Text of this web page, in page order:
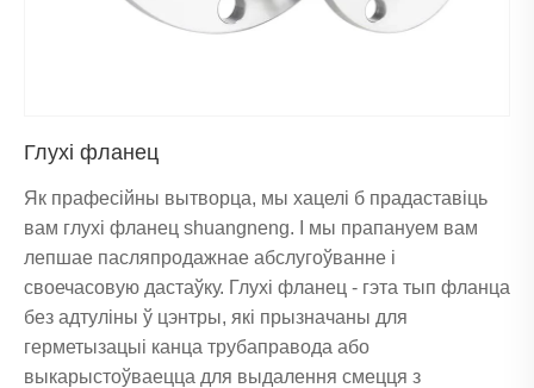
Глухі фланец
Як прафесійны вытворца, мы хацелі б прадаставіць
вам глухі фланец shuangneng. І мы прапануем вам
лепшае пасляпродажнае абслугоўванне і
своечасовую дастаўку. Глухі фланец - гэта тып фланца
без адтуліны ў цэнтры, які прызначаны для
герметызацыі канца трубаправода або
выкарыстоўваецца для выдалення смецця з